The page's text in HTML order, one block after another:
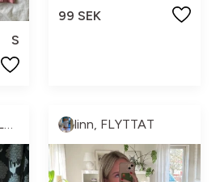
S
99 SEK
THILDA SÖDERLUND🖤🦓🍸🫧 linn, FLYTTAT